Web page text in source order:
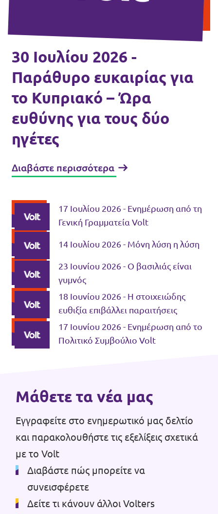
Οικονομικά
Γίνε μέλος
Καταστατικό
30 Ιουλίου 2026 -
Παράθυρο ευκαιρίας για
το Κυπριακό – Ώρα
ευθύνης για τους δύο
ηγέτες
Διαβάστε περισσότερα
17 Ιουλίου 2026 - Ενημέρωση από τη
Γενική Γραμματεία Volt
14 Ιουλίου 2026 - Μόνη λύση η λύση
23 Ιουνίου 2026 - Ο βασιλιάς είναι
γυμνός
18 Ιουνίου 2026 - Η στοιχειώδης
ευθιξία επιβάλλει παραιτήσεις
17 Ιουνίου 2026 - Ενημέρωση από το
Πολιτικό Συμβούλιο Volt
Μάθετε τα νέα μας
Εγγραφείτε στο ενημερωτικό μας δελτίο
και παρακολουθήστε τις εξελίξεις σχετικά
με το Volt
Διαβάστε πώς μπορείτε να
συνεισφέρετε
Δείτε τι κάνουν άλλοι Volters